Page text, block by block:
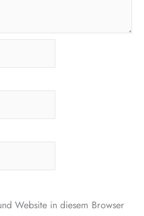
Website in diesem Browser